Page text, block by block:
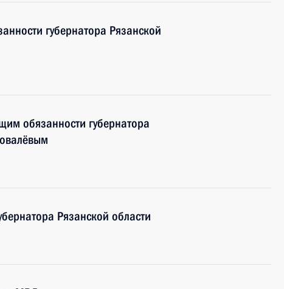
губернатора Рязанской
обязанности губернатора
Рязанской области